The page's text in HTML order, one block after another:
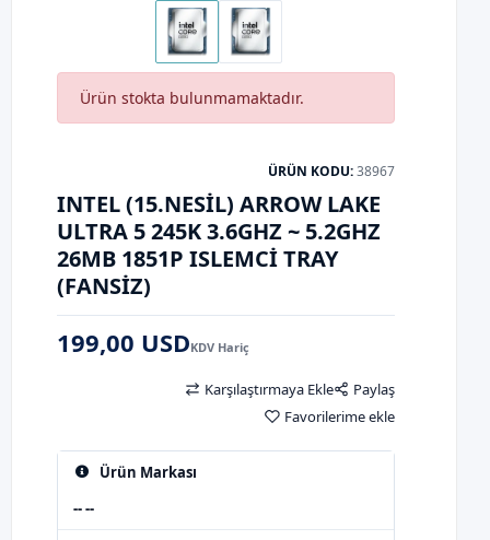
ÜRÜN KODU:38967
INTEL (15.NESIL) ARROW LAKE
ULTRA 5 245K 3.6GHZ ~ 5.2GHZ
26MB 1851P ISLEMCI TRAY
(FANSIZ)
199,00 USDKDV Hariç
Ürün Markası
-- --
Karşılaştırmaya Ekle
Paylaş
Favorilerime ekle
Ürün stokta bulunmamaktadır.